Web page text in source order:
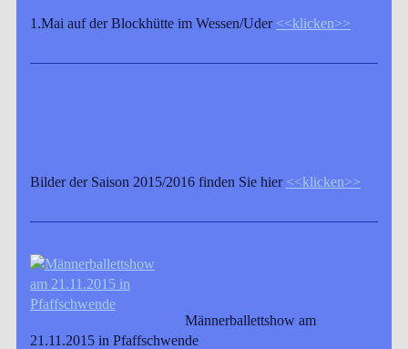
1.Mai auf der Blockhütte im Wessen/Uder <<klicken>>
Bilder der Saison 2015/2016 finden Sie hier <<klicken>>
Männerballettshow am
21.11.2015 in Pfaffschwende